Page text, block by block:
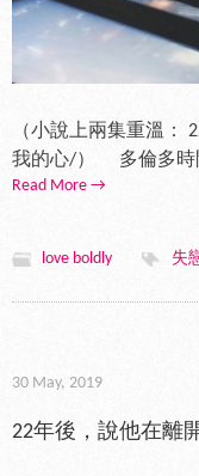
（小說上兩集重溫：
我的心/） 多倫多時
Read More →
love boldly 失
30 May, 2019
22年後，說他在離